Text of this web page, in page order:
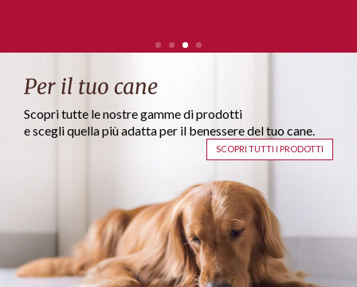
Per il tuo cane
Scopri tutte le nostre gamme di prodotti
e scegli quella più adatta per il benessere del tuo cane.
SCOPRI TUTTI I PRODOTTI